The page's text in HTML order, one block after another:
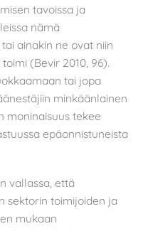
tavoissa ja
nämä
ainakin ne ovat niin
(Bevir 2010, 96).
tai jopa
minkäänlainen
moninaisuus tekee
epäonnistuneista
vallassa, että
sektorin toimijoiden ja
mukaan